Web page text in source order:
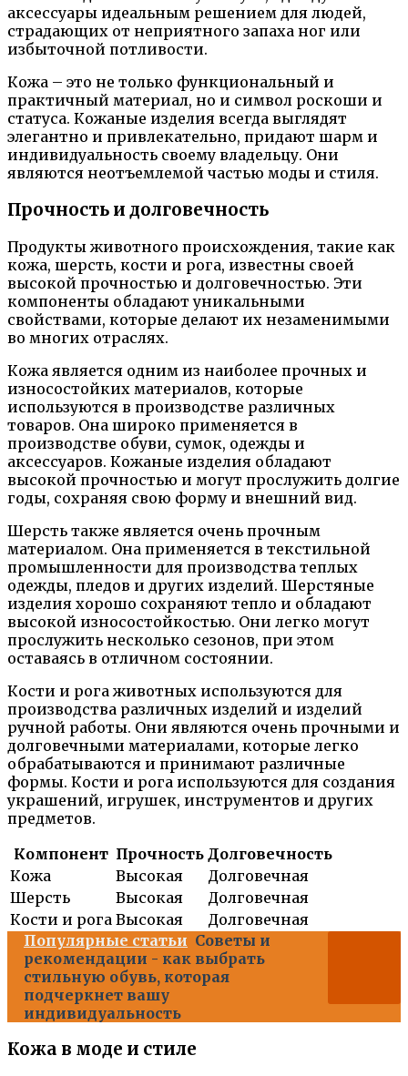
аксессуары идеальным решением для людей,
страдающих от неприятного запаха ног или
избыточной потливости.
Кожа – это не только функциональный и
практичный материал, но и символ роскоши и
статуса. Кожаные изделия всегда выглядят
элегантно и привлекательно, придают шарм и
индивидуальность своему владельцу. Они
являются неотъемлемой частью моды и стиля.
Прочность и долговечность
Продукты животного происхождения, такие как
кожа, шерсть, кости и рога, известны своей
высокой прочностью и долговечностью. Эти
компоненты обладают уникальными
свойствами, которые делают их незаменимыми
во многих отраслях.
Кожа является одним из наиболее прочных и
износостойких материалов, которые
используются в производстве различных
товаров. Она широко применяется в
производстве обуви, сумок, одежды и
аксессуаров. Кожаные изделия обладают
высокой прочностью и могут прослужить долгие
годы, сохраняя свою форму и внешний вид.
Шерсть также является очень прочным
материалом. Она применяется в текстильной
промышленности для производства теплых
одежды, пледов и других изделий. Шерстяные
изделия хорошо сохраняют тепло и обладают
высокой износостойкостью. Они легко могут
прослужить несколько сезонов, при этом
оставаясь в отличном состоянии.
Кости и рога животных используются для
производства различных изделий и изделий
ручной работы. Они являются очень прочными и
долговечными материалами, которые легко
обрабатываются и принимают различные
формы. Кости и рога используются для создания
украшений, игрушек, инструментов и других
предметов.
Компонент Прочность Долговечность
Кожа
Высокая
Долговечная
Шерсть
Высокая
Долговечная
Кости и рога Высокая
Долговечная
Популярные статьи Советы и
рекомендации - как выбрать
стильную обувь, которая
подчеркнет вашу
индивидуальность
Кожа в моде и стиле